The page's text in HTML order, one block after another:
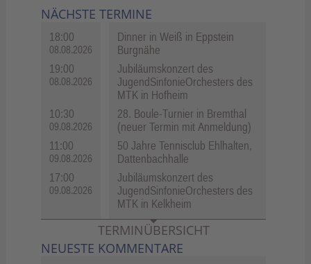
NÄCHSTE TERMINE
18:00
08.08.2026
Dinner in Weiß in Eppstein
Burgnähe
19:00
08.08.2026
Jubiläumskonzert des
JugendSinfonieOrchesters des
MTK in Hofheim
10:30
09.08.2026
28. Boule-Turnier in Bremthal
(neuer Termin mit Anmeldung)
11:00
09.08.2026
50 Jahre Tennisclub Ehlhalten,
Dattenbachhalle
17:00
09.08.2026
Jubiläumskonzert des
JugendSinfonieOrchesters des
MTK in Kelkheim
TERMINÜBERSICHT
NEUESTE KOMMENTARE